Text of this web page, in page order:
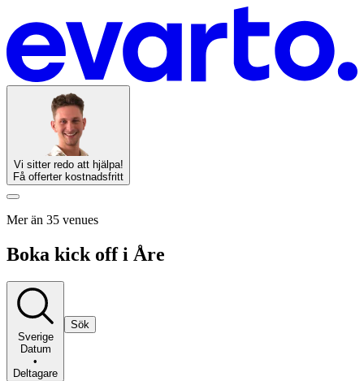
Vi sitter redo att hjälpa!
Få offerter kostnadsfritt
Mer än 35 venues
Boka kick off i Åre
Sverige
Datum
•
Deltagare
Sök